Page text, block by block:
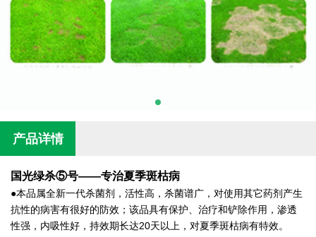
产品详情
国光绿杀⑤号——专治夏季斑枯病
●本品属全新一代杀菌剂，活性高，杀菌谱广，对使用其它药剂产生
抗性的病害有很好的防效；该品具有保护、治疗和铲除作用，渗透
性强，内吸性好，持效期长达20天以上，对夏季斑枯病有特效。